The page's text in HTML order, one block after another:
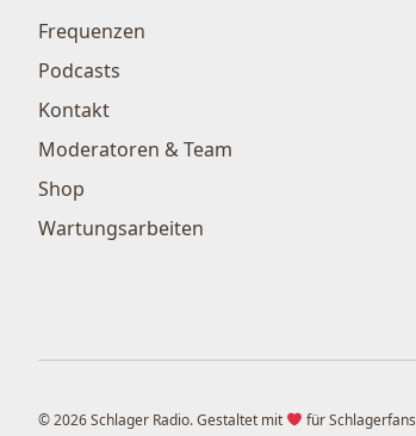
Frequenzen
Podcasts
Kontakt
Moderatoren & Team
Shop
Wartungsarbeiten
© 2026 Schlager Radio. Gestaltet mit für Schlagerfans